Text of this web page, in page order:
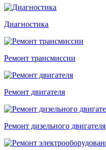
Диагностика
Ремонт трансмиссии
Ремонт двигателя
Ремонт дизельного двигателя